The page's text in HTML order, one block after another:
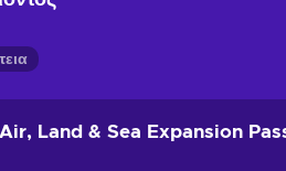
Land & Sea Expansion